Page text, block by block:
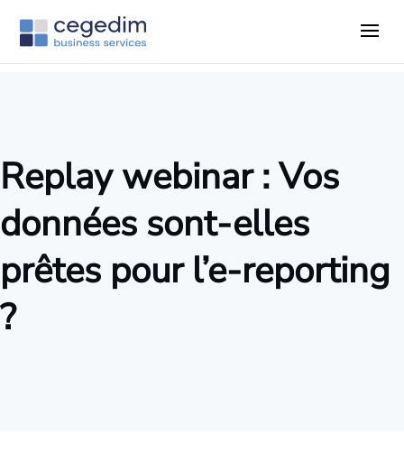
Replay webinar : Vos
données sont-elles
prêtes pour l’e-reporting
?